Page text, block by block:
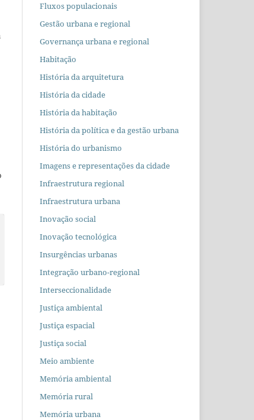
Fluxos populacionais
Gestão urbana e regional
Governança urbana e regional
Habitação
História da arquitetura
História da cidade
História da habitação
História da política e da gestão urbana
História do urbanismo
Imagens e representações da cidade
Infraestrutura regional
Infraestrutura urbana
Inovação social
Inovação tecnológica
Insurgências urbanas
Integração urbano-regional
Interseccionalidade
Justiça ambiental
Justiça espacial
Justiça social
Meio ambiente
Memória ambiental
Memória rural
Memória urbana